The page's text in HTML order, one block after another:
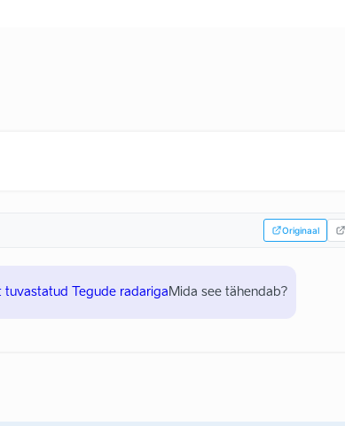
Originaal
tuvastatud Tegude radariga Mida see tähendab?